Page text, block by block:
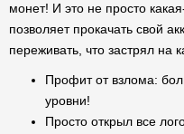
монет! И это не просто
позволяет прокачать свой
переживать, что застрял на
Профит от взлома:
уровни!
Просто открыл все